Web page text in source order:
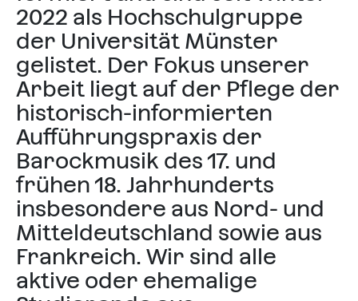
2022 als Hochschulgruppe
der Universität Münster
gelistet. Der Fokus unserer
Arbeit liegt auf der Pflege der
historisch-informierten
Aufführungspraxis der
Barockmusik des 17. und
frühen 18. Jahrhunderts
insbesondere aus Nord- und
Mitteldeutschland sowie aus
Frankreich. Wir sind alle
aktive oder ehemalige